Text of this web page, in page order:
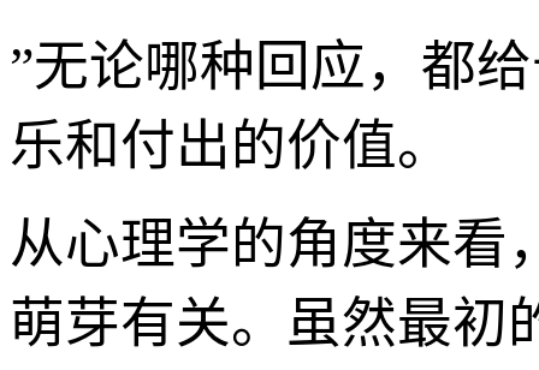
”无论哪种回应，都
乐和付出的价值。
从心理学的角度来看
萌芽有关。虽然最初